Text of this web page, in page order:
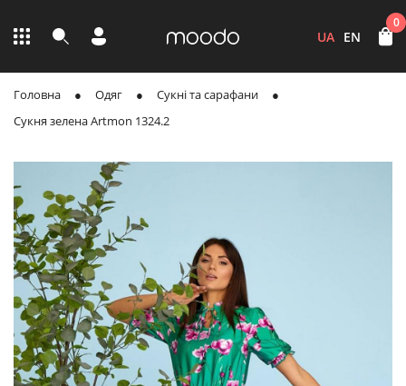
UA EN
0
Головна Одяг
Сукні та сарафани
Сукня зелена Artmon 1324.2